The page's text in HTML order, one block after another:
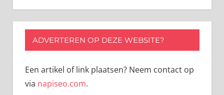
ADVERTEREN OP DEZE WEBSITE?
Een artikel of link plaatsen? Neem contact op
via napiseo.com.